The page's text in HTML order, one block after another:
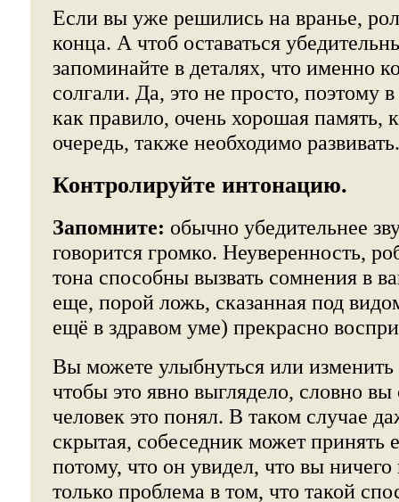
Если вы уже решились на вранье,
конца. А чтоб оставаться
запоминайте в деталях, что именно
солгали. Да, это не просто, поэтому
как правило, очень хорошая память,
очередь, также необходимо развивать.
Контролируйте интонацию.
Запомните: обычно убедительнее
говорится громко. Неуверенность,
тона способны вызвать сомнения в
еще, порой ложь, сказанная под
ещё в здравом уме) прекрасно
Вы можете улыбнуться или
чтобы это явно выглядело, словно
человек это понял. В таком случае
скрытая, собеседник может принять
потому, что он увидел, что вы
только проблема в том, что такой